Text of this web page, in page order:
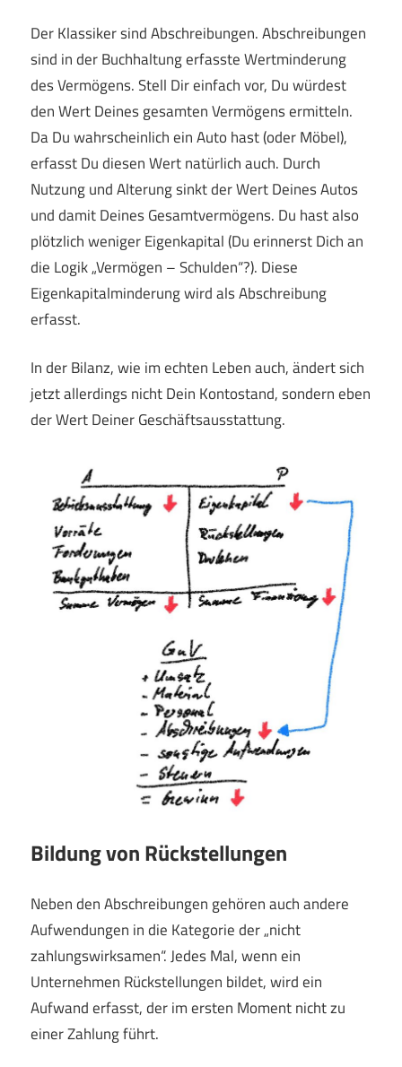
Der Klassiker sind Abschreibungen. Abschreibungen
sind in der Buchhaltung erfasste Wertminderung
des Vermögens. Stell Dir einfach vor, Du würdest
den Wert Deines gesamten Vermögens ermitteln.
Da Du wahrscheinlich ein Auto hast (oder Möbel),
erfasst Du diesen Wert natürlich auch. Durch
Nutzung und Alterung sinkt der Wert Deines Autos
und damit Deines Gesamtvermögens. Du hast also
plötzlich weniger Eigenkapital (Du erinnerst Dich an
die Logik „Vermögen – Schulden“?). Diese
Eigenkapitalminderung wird als Abschreibung
erfasst.
In der Bilanz, wie im echten Leben auch, ändert sich
jetzt allerdings nicht Dein Kontostand, sondern eben
der Wert Deiner Geschäftsausstattung.
Bildung von Rückstellungen
Neben den Abschreibungen gehören auch andere
Aufwendungen in die Kategorie der „nicht
zahlungswirksamen“. Jedes Mal, wenn ein
Unternehmen Rückstellungen bildet, wird ein
Aufwand erfasst, der im ersten Moment nicht zu
einer Zahlung führt.